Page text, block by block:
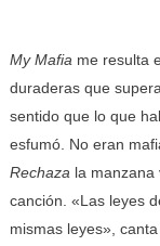
My Mafiame resulta
duraderas que
sentido que lo que
esfumó. No eran
Rechazala manzana
canción. «Las leyes
mismas leyes»,